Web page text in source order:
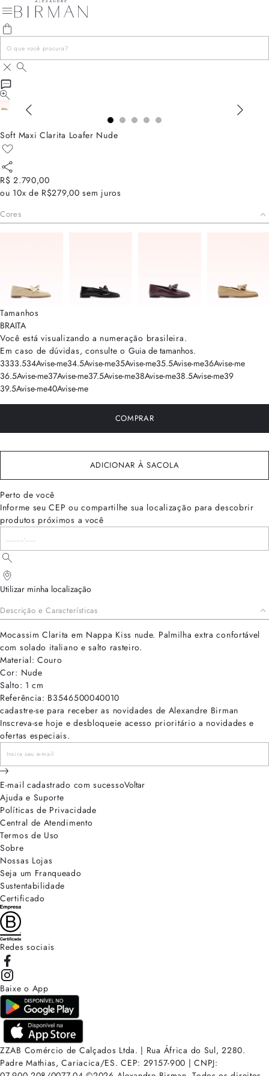
Soft Maxi Clarita Loafer Nude
R$ 2.790,00
ou 10x de R$279,00 sem juros
Cores
Tamanhos
BRAITA
Você está visualizando a numeração brasileira.
Em caso de dúvidas, consulte o Guia de tamanhos.
3333.534Avise-me34.5Avise-me35Avise-me35.5Avise-me36Avise-me
36.5Avise-me37Avise-me37.5Avise-me38Avise-me38.5Avise-me39
39.5Avise-me40Avise-me
COMPRAR
ADICIONAR À SACOLA
Perto de você
Informe seu CEP ou compartilhe sua localização para descobrir
produtos próximos a você
Utilizar minha localização
Descrição e Características
Mocassim Clarita em Nappa Kiss nude. Palmilha extra confortável
com solado italiano e salto rasteiro.
Material: Couro
Cor: Nude
Salto: 1 cm
Referência: B3546500040010
cadastre-se para receber as novidades de Alexandre Birman
Inscreva-se hoje e desbloqueie acesso prioritário a novidades e
ofertas especiais.
E-mail cadastrado com sucessoVoltar
Ajuda e Suporte
Políticas de Privacidade
Central de Atendimento
Termos de Uso
Sobre
Nossas Lojas
Seja um Franqueado
Sustentabilidade
Certificado
Redes sociais
Baixe o App
ZZAB Comércio de Calçados Ltda. | Rua África do Sul, 2280.
Padre Mathias, Cariacica/ES. CEP: 29157-900 | CNPJ: